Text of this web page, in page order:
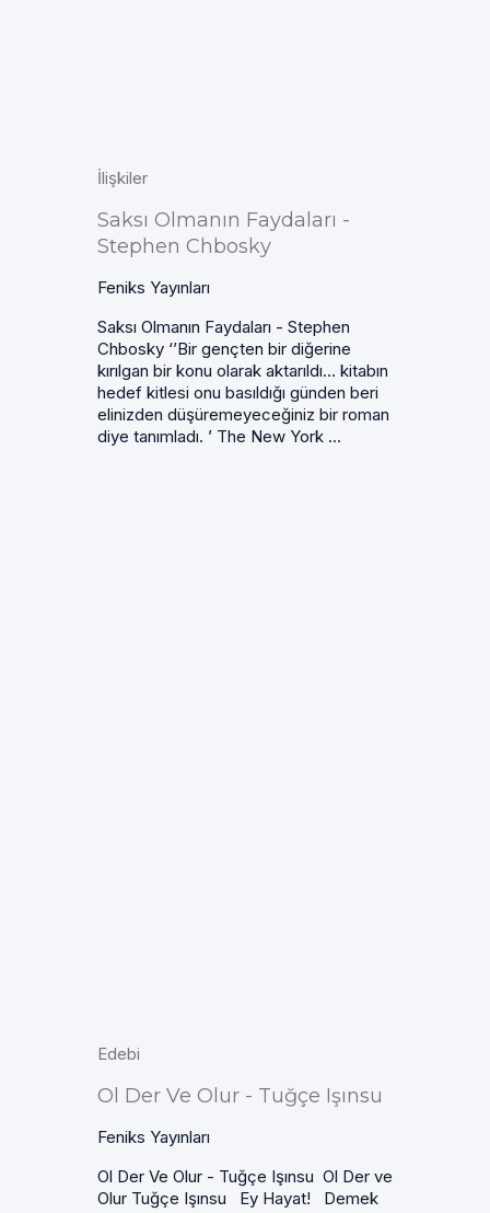
İlişkiler
Saksı Olmanın Faydaları -
Stephen Chbosky
Feniks Yayınları
Saksı Olmanın Faydaları - Stephen
Chbosky ‘’Bir gençten bir diğerine
kırılgan bir konu olarak aktarıldı… kitabın
hedef kitlesi onu basıldığı günden beri
elinizden düşüremeyeceğiniz bir roman
diye tanımladı. ’ The New York ...
Edebi
Ol Der Ve Olur - Tuğçe Işınsu
Feniks Yayınları
Ol Der Ve Olur - Tuğçe Işınsu Ol Der ve
Olur Tuğçe Işınsu Ey Hayat! Demek